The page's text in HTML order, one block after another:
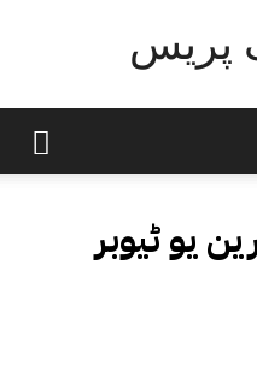
پریس
یو ٹیوبر